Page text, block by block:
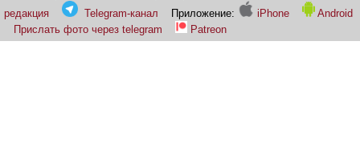
редакция
Telegram-канал Приложение: iPhone
Android
Прислать фото через telegram
Patreon